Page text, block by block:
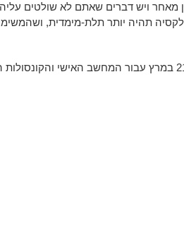
מאחר ויש דברים שאתם לא שולטים
תהיה יותר תלת-מימדית,